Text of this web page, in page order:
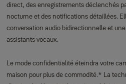
direct, des enregistrements déclenchés
nocturne et des notifications détaillées.
conversation audio bidirectionnelle et
assistants vocaux.
Le mode confidentialité éteindra votre
maison pour plus de commodité.* La